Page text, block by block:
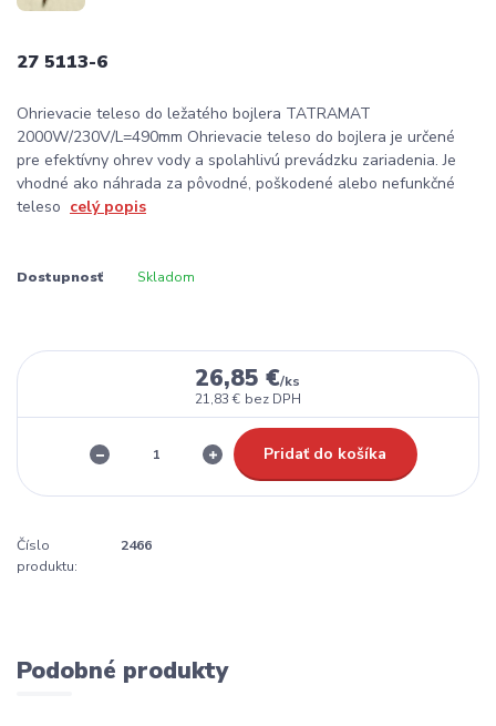
27 5113-6
Ohrievacie teleso do ležatého bojlera TATRAMAT
2000W/230V/L=490mm Ohrievacie teleso do bojlera je určené
pre efektívny ohrev vody a spolahlivú prevádzku zariadenia. Je
vhodné ako náhrada za pôvodné, poškodené alebo nefunkčné
teleso celý popis
Dostupnosť Skladom
26,85 €/ks
21,83 € bez DPH
Pridať do košíka
Číslo
produktu:
2466
Podobné produkty